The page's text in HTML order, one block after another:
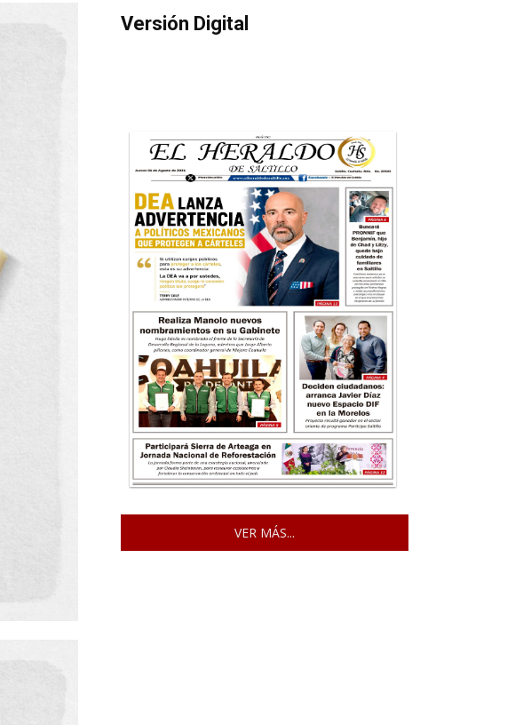
Versión Digital
VER MÁS...